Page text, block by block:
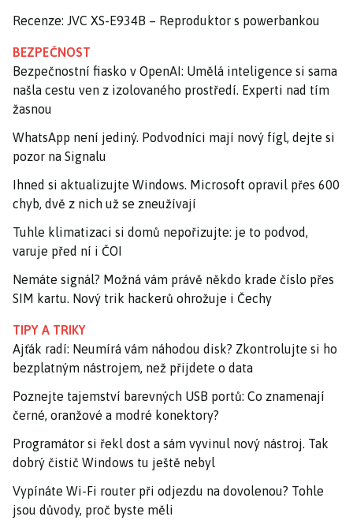
Recenze: JVC XS-E934B – Reproduktor s powerbankou
BEZPEČNOST
Bezpečnostní fiasko v OpenAI: Umělá inteligence si sama
našla cestu ven z izolovaného prostředí. Experti nad tím
žasnou
WhatsApp není jediný. Podvodníci mají nový fígl, dejte si
pozor na Signalu
Ihned si aktualizujte Windows. Microsoft opravil přes 600
chyb, dvě z nich už se zneužívají
Tuhle klimatizaci si domů nepořizujte: je to podvod,
varuje před ní i ČOI
Nemáte signál? Možná vám právě někdo krade číslo přes
SIM kartu. Nový trik hackerů ohrožuje i Čechy
TIPY A TRIKY
Ajťák radí: Neumírá vám náhodou disk? Zkontrolujte si ho
bezplatným nástrojem, než přijdete o data
Poznejte tajemství barevných USB portů: Co znamenají
černé, oranžové a modré konektory?
Programátor si řekl dost a sám vyvinul nový nástroj. Tak
dobrý čistič Windows tu ještě nebyl
Vypínáte Wi-Fi router při odjezdu na dovolenou? Tohle
jsou důvody, proč byste měli